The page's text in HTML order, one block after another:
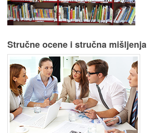
Stručne ocene i stručna mišljenja